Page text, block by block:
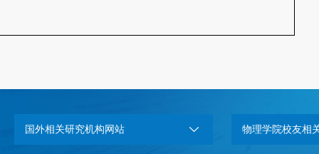
国外相关研究机构网站 物理学院校友相